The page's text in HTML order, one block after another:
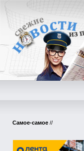
Самое-самое //